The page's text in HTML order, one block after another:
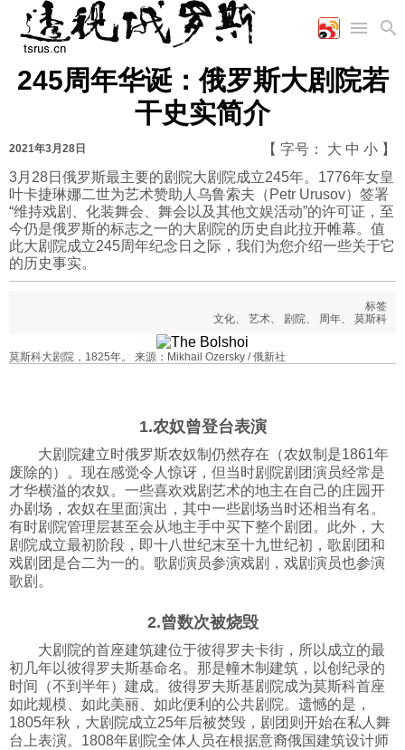
首页
国际
时政
军事
陆军
军事合作
工业
能源
农业
社会
文化
美食
娱乐
体育
旅游
漫画
视频
图表
245周年华诞：俄罗斯大剧院若
干史实简介
2021年3月28日 【 字号： 大 中 小 】
3月28日俄罗斯最主要的剧院大剧院成立245年。1776年女皇
叶卡捷琳娜二世为艺术赞助人乌鲁索夫（Petr Urusov）签署
“维持戏剧、化装舞会、舞会以及其他文娱活动”的许可证，至
今仍是俄罗斯的标志之一的大剧院的历史自此拉开帷幕。值
此大剧院成立245周年纪念日之际，我们为您介绍一些关于它
的历史事实。
标签
文化、 艺术、 剧院、 周年、 莫斯科
莫斯科大剧院，1825年。 来源：Mikhail Ozersky / 俄新社
1.农奴曾登台表演
大剧院建立时俄罗斯农奴制仍然存在（农奴制是1861年
废除的）。现在感觉令人惊讶，但当时剧院剧团演员经常是
才华横溢的农奴。一些喜欢戏剧艺术的地主在自己的庄园开
办剧场，农奴在里面演出，其中一些剧场当时还相当有名。
有时剧院管理层甚至会从地主手中买下整个剧团。此外，大
剧院成立最初阶段，即十八世纪末至十九世纪初，歌剧团和
戏剧团是合二为一的。歌剧演员参演戏剧，戏剧演员也参演
歌剧。
2.曾数次被烧毁
大剧院的首座建筑建位于彼得罗夫卡街，所以成立的最
初几年以彼得罗夫斯基命名。那是幢木制建筑，以创纪录的
时间（不到半年）建成。彼得罗夫斯基剧院成为莫斯科首座
如此规模、如此美丽、如此便利的公共剧院。遗憾的是，
1805年秋，大剧院成立25年后被焚毁，剧团则开始在私人舞
台上表演。1808年剧院全体人员在根据意裔俄国建筑设计师